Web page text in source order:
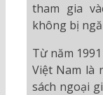
tham gia
không bị
Từ năm
Việt Nam là
sách ngoại